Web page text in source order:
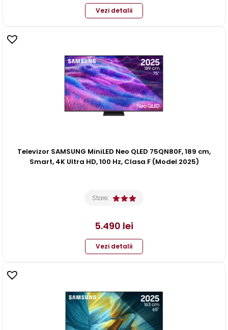
Vezi detalii
Televizor SAMSUNG MiniLED Neo QLED 75QN80F, 189 cm,
Smart, 4K Ultra HD, 100 Hz, Clasa F (Model 2025)
Stare:
5.490 lei
Vezi detalii